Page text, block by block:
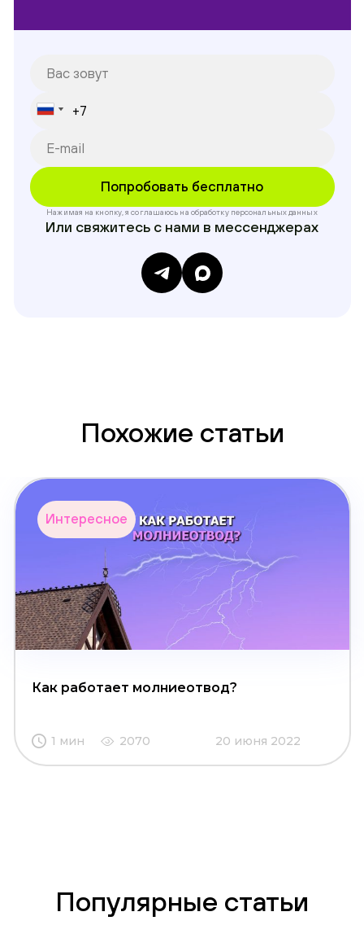
Нажимая на кнопку, я соглашаюсь на обработку персональных данных
Или свяжитесь с нами в мессенджерах
Похожие статьи
Интересное
Как работает молниеотвод?
1 мин 2070 20 июня 2022
Популярные статьи